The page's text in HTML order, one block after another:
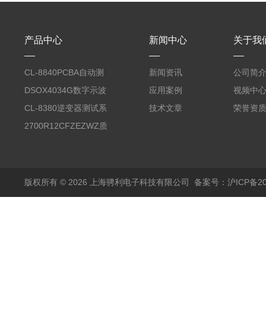
产品中心
CL-8840PCBA自动测
试台系统
DSOX4034G数字示波
器
CL-8380逆变器测试系
统台
2700R12CFZEZWZ质
新闻中心
新闻资讯
应用案例
技术文章
关于我
公司简介
视频中心
荣誉资质
版权所有 © 2026 上海骋利电子科技有限公司 备案号：沪ICP备